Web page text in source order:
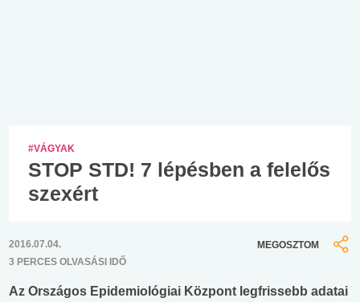
#VÁGYAK
STOP STD! 7 lépésben a felelős
szexért
2016.07.04.
3 PERCES OLVASÁSI IDŐ
MEGOSZTOM
Az Országos Epidemiológiai Központ legfrissebb adatai